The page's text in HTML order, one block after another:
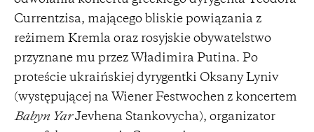
Currentzisa, mającego bliskie powiązania z
reżimem Kremla oraz rosyjskie obywatelstwo
przyznane mu przez Władimira Putina. Po
proteście ukraińskiej dyrygentki Oksany Lyniv
(występującej na Wiener Festwochen z koncertem
Babyn YarJevhena Stankovycha), organizator